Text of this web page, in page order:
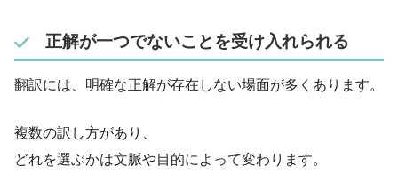
正解が一つでないことを受け入れられる
翻訳には、明確な正解が存在しない場面が多くあります。
複数の訳し方があり、
どれを選ぶかは文脈や目的によって変わります。